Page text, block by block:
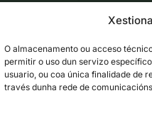
O almacenamento ou acceso
permitir o uso dun servizo
usuario, ou coa única finalidade de
través dunha rede de
Rexistro electrónico
Liña directa co alcalde
Corporación municipal